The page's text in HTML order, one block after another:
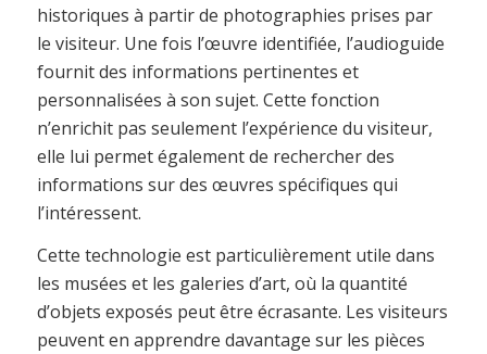
historiques à partir de photographies prises par
le visiteur. Une fois l’œuvre identifiée, l’audioguide
fournit des informations pertinentes et
personnalisées à son sujet. Cette fonction
n’enrichit pas seulement l’expérience du visiteur,
elle lui permet également de rechercher des
informations sur des œuvres spécifiques qui
l’intéressent.
Cette technologie est particulièrement utile dans
les musées et les galeries d’art, où la quantité
d’objets exposés peut être écrasante. Les visiteurs
peuvent en apprendre davantage sur les pièces